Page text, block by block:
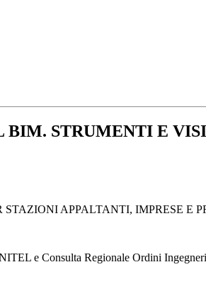
STRUMENTI E
e Consulta Regionale Ordini